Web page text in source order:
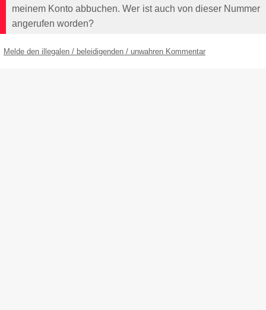
meinem Konto abbuchen. Wer ist auch von dieser Nummer
angerufen worden?
Melde den illegalen / beleidigenden / unwahren Kommentar